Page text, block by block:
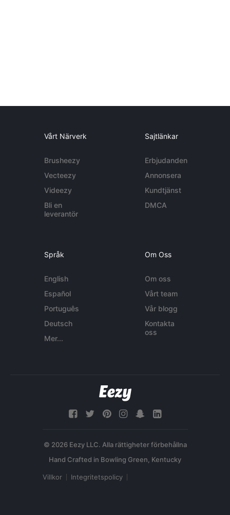
Vårt Närverk
Brusheezy
Vecteezy
Videezy
Bli en
leverantör
Sajtlänkar
Erbjudanden
Annonsera
Kundtjänst
DMCA
Språk
English
Español
Português
Deutsch
Mer...
Om Oss
Om oss
Vårt team
Vår blogg
Kontakta
oss
© 2026 Eezy LLC. Alla rättigheter förbehållna
Villkor Integritetspolicy